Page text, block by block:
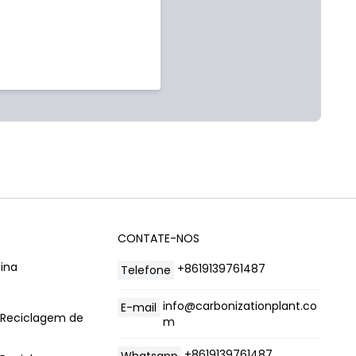
de
CONTATE-NOS
Telefone +8619139761487
E-mail info@carbonizationplant.co
m